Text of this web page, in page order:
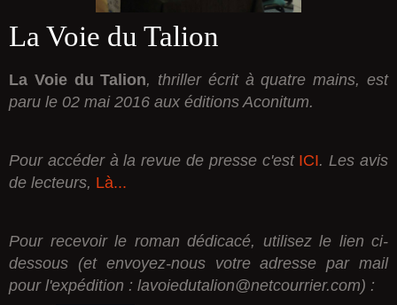
Casino En Ligne Sans Verification
Casino En Ligne
La Voie du Talion
La Voie du Talion, thriller écrit à quatre mains, est
paru le 02 mai 2016 aux éditions Aconitum.
Pour accéder à la revue de presse c'est ICI. Les avis
de lecteurs, Là...
Pour recevoir le roman dédicacé, utilisez le lien ci-
dessous (et envoyez-nous votre adresse par mail
pour l'expédition : lavoiedutalion@netcourrier.com) :